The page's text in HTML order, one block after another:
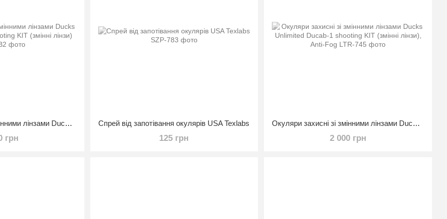
Окуляри захисні зі змінними лінзами Ducks Unlimited Ducab-2 shooting KIT (змінні лінзи)
грн
Спрей від запотівання окулярів USA Texlabs
125 грн
Окуляри захисні зі змінними лінзами Ducks Unlimited Ducab-1 shooting KIT (змінні лінзи), Anti-Fog
2 000 грн